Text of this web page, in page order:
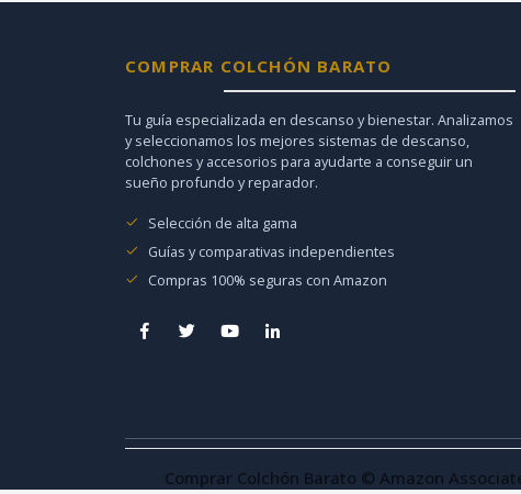
COMPRAR COLCHÓN BARATO
Tu guía especializada en descanso y bienestar. Analizamos
y seleccionamos los mejores sistemas de descanso,
colchones y accesorios para ayudarte a conseguir un
sueño profundo y reparador.
Selección de alta gama
Guías y comparativas independientes
Compras 100% seguras con Amazon
Comprar Colchón Barato © Amazon